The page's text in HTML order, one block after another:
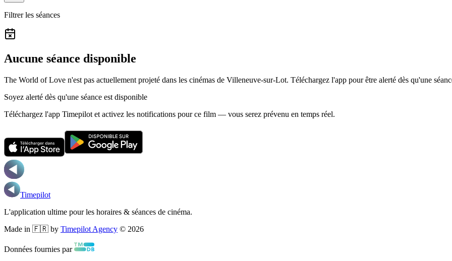
Filtrer les séances
Aucune séance disponible
The World of Love n'est pas actuellement projeté dans les cinémas de Villeneuve-sur-Lot. Téléchargez l'app pour être alerté dès qu'une
Soyez alerté dès qu'une séance est disponible
Téléchargez l'app Timepilot et activez les notifications pour ce film — vous serez prévenu en temps réel.
Timepilot
L'application ultime pour les horaires & séances de cinéma.
Made in 🇫🇷 by Timepilot Agency © 2026
Données fournies par